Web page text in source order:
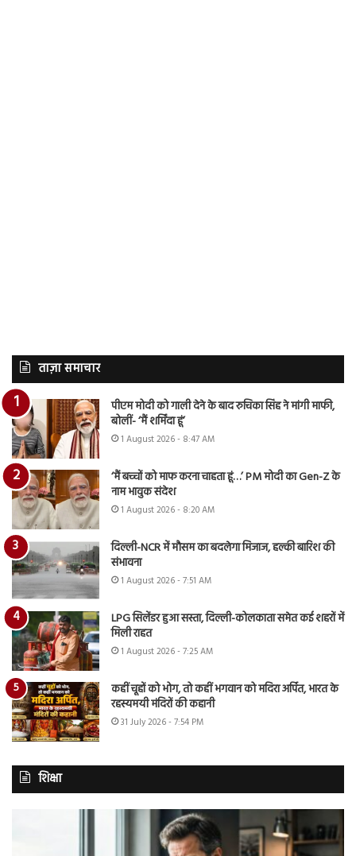
ताज़ा समाचार
पीएम मोदी को गाली देने के बाद रुचिका सिंह ने मांगी माफी,
बोलीं- ‘मैं शर्मिंदा हूं’
1 August 2026 - 8:47 AM
‘मैं बच्चों को माफ करना चाहता हूं…’ PM मोदी का Gen-Z के
नाम भावुक संदेश
1 August 2026 - 8:20 AM
दिल्ली-NCR में मौसम का बदलेगा मिजाज, हल्की बारिश की
संभावना
1 August 2026 - 7:51 AM
LPG सिलेंडर हुआ सस्ता, दिल्ली-कोलकाता समेत कई शहरों में
मिली राहत
1 August 2026 - 7:25 AM
कहीं चूहों को भोग, तो कहीं भगवान को मदिरा अर्पित, भारत के
रहस्यमयी मंदिरों की कहानी
31 July 2026 - 7:54 PM
शिक्षा